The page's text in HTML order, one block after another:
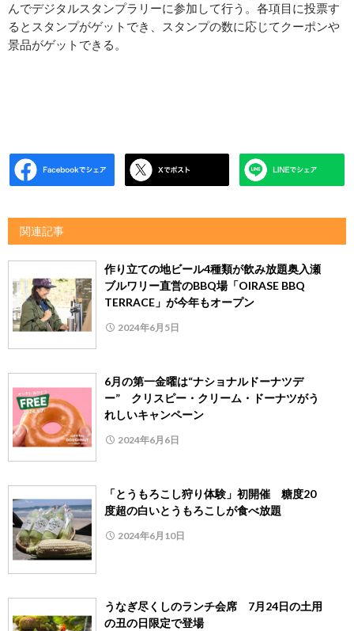
んでデジタルスタンプラリーに参加して行う。各項目に投票す
るとスタンプがゲットでき、スタンプの数に応じてクーポンや
景品がゲットできる。
関連記事
作り立ての地ビール4種類が飲み放題奥入瀬
ブルワリー直営のBBQ場「OIRASE BBQ
TERRACE」が今年もオープン
2024年6月5日
6月の第一金曜は“ナショナルドーナツデ
ー” クリスピー・クリーム・ドーナツがう
れしいキャンペーン
2024年6月6日
「とうもろこし狩り体験」初開催 糖度20
度超の白いとうもろこしが食べ放題
2024年6月10日
うなぎ尽くしのランチ会席 7月24日の土用
の丑の日限定で登場